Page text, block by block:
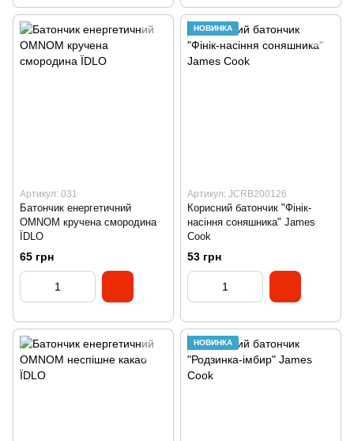
Артикул: 031
Батончик енергетичний
OMNOM кручена смородина
ЇDLO
65 грн
НОВИНКА
Артикул: JCRB200126
Корисний батончик "Фінік-
насіння соняшника" James
Cook
53 грн
НОВИНКА